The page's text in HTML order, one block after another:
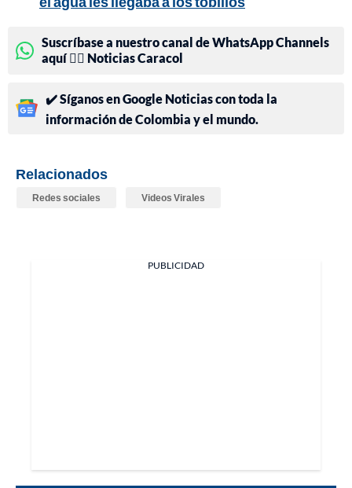
Suscríbase a nuestro canal de WhatsApp Channels
aquí 👉🏻 Noticias Caracol
✔️ Síganos en Google Noticias con toda la
información de Colombia y el mundo.
Relacionados
Redes sociales Videos Virales
PUBLICIDAD